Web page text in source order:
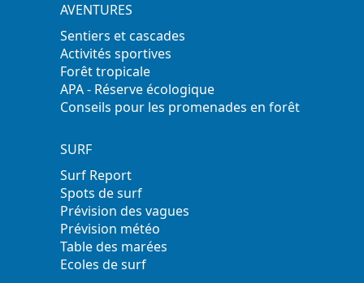
AVENTURES
Sentiers et cascades
Activités sportives
Forêt tropicale
APA - Réserve écologique
Conseils pour les promenades en forêt
SURF
Surf Report
Spots de surf
Prévision des vagues
Prévision météo
Table des marées
Ecoles de surf